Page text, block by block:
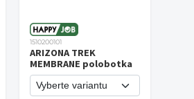
1510200101
ARIZONA TREK
MEMBRANE polobotka